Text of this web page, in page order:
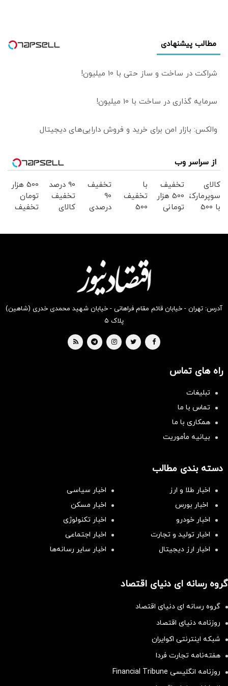
مطالب پیشنهادی
شراکت در ساخت و ساز حتی با 10 میلیون!
سرمایه گذاری در ساخت با 10 میلیون!
والکس: بازار امن برای خرید و فروش دارایی‌های دیجیتال
از سراسر وب
کالای
سوپرمارکتی
با 500
تخفیف
500 هزار
تومانی
با
تخفیف
500
کالا
موجود
است
تخفیف
90
درصدی
90 درصد
تخفیف
کالای
500 هزار
تومان
تخفیف
آدرس: تهران - خیابان قائم مقام فراهانی - خیابان شهید محمدی خدری (شاهین)
پلاک ۵
راه های تماس
تبلیغات
تماس با ما
همکاری با ما
بیانیه مأموریت
دسته بندی مطالب
اخبار طلا و ارز
اخبار سیاسی
اخبار بورس
اخبار مسکن
اخبار خودرو
اخبار تکنولوژی
اخبار تولید و تجارت
اخبار اجتماعی
اخبار ارز دیجیتال
اخبار سایر رسانه‌‌ها
گروه رسانه ای دنیای اقتصاد
گروه رسانه ای دنیای اقتصاد
روزنامه دنیای اقتصاد
شبکه اینترنتی اکوایران
هفته‌نامه تجارت فردا
روزنامه انگلیسی Financial Tribune